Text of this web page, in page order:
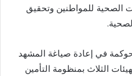
الصحية للمواطنين وتحقيق
في إعادة صياغة المشهد
الثلاث بمنظومة التأمين